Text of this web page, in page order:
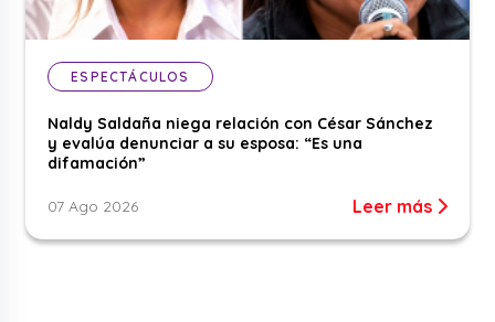
ESPECTÁCULOS
Naldy Saldaña niega relación con César Sánchez
y evalúa denunciar a su esposa: “Es una
difamación”
07 Ago 2026 Leer más